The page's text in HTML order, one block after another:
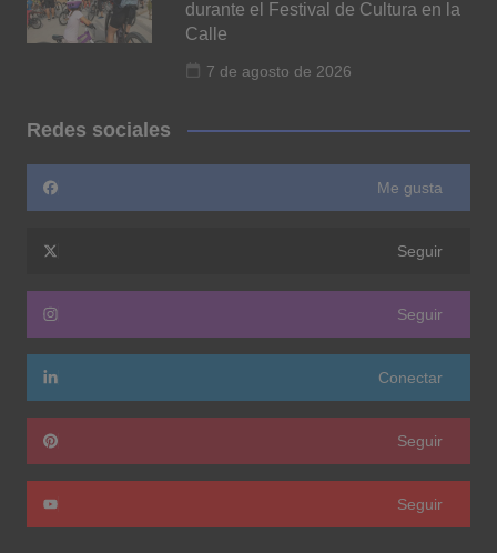
durante el Festival de Cultura en la
Calle
7 de agosto de 2026
Redes sociales
Me gusta
Seguir
Seguir
Conectar
Seguir
Seguir